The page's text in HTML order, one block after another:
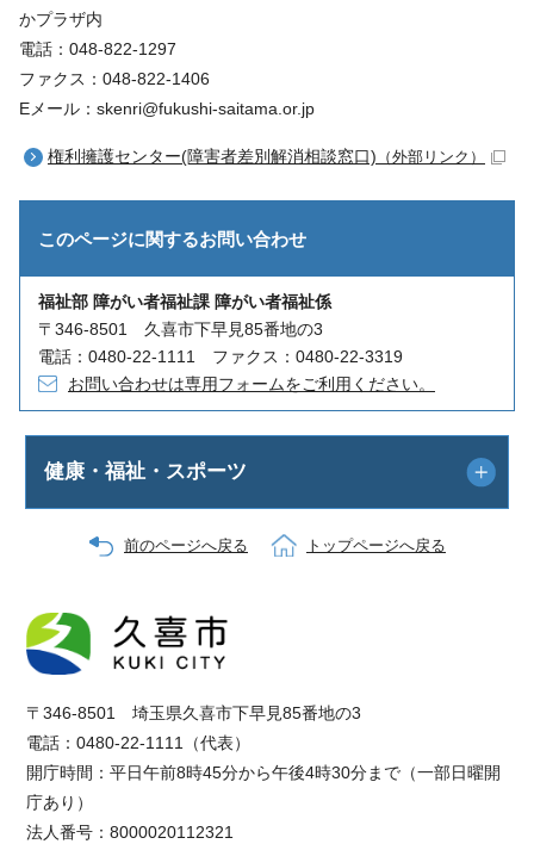
かプラザ内
電話：048-822-1297
ファクス：048-822-1406
Eメール：skenri@fukushi-saitama.or.jp
権利擁護センター(障害者差別解消相談窓口) （外部リンク）
このページに関するお問い合わせ
福祉部 障がい者福祉課 障がい者福祉係
〒346-8501 久喜市下早見85番地の3
電話：0480-22-1111 ファクス：0480-22-3319
お問い合わせは専用フォームをご利用ください。
健康・福祉・スポーツ
前のページへ戻る トップページへ戻る
〒346-8501 埼玉県久喜市下早見85番地の3
電話：0480-22-1111（代表）
開庁時間：平日午前8時45分から午後4時30分まで（一部日曜開
庁あり）
法人番号：8000020112321